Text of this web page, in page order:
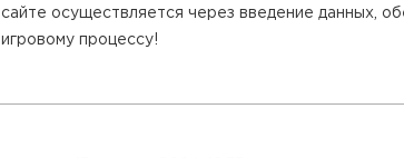
сайте осуществляется через введение данных,
игровому процессу!